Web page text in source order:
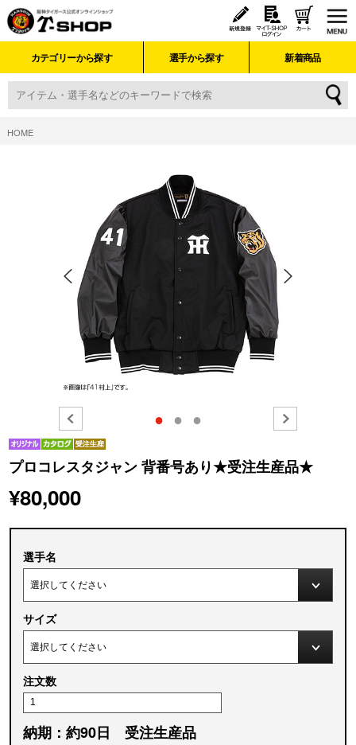
カテゴリーから探す 選手から探す 新着商品
HOME
● ● ●
プロコレスタジャン 背番号あり★受注生産品★
¥80,000
選手名
サイズ
注文数
納期：約90日 受注生産品